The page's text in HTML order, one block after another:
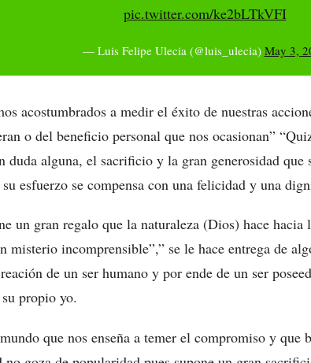
pic.twitter.com/ke2bLTkVFI
— Luis Felipe Ulecia (@luis_ulecia) May 3,
acostumbrados a medir el éxito de nuestras
o del beneficio personal que nos ocasionan”
duda alguna, el sacrificio y la gran generosidad que
esfuerzo se compensa con una felicidad y una
un gran regalo que la naturaleza (Dios) hace
misterio incomprensible”,” se le hace entrega de
de un ser humano y por ende de un ser
propio yo.
que nos enseña a temer el compromiso y que